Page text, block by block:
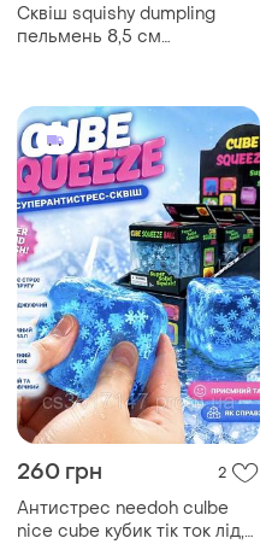
Сквіш squishy dumpling
пельмень 8,5 см
антистрес
260 грн 2
Антистрес needoh culbe
nice cube кубик тік ток лід,